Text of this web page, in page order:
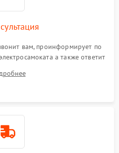
вам, проинформирует по
а также ответит